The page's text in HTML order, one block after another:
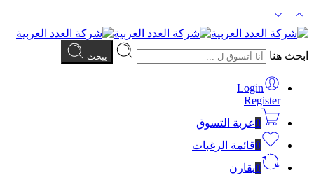
ابحث هنا يبحث
Login
Register
0عربة التسوق
0قائمة الرغبات
0يقارن